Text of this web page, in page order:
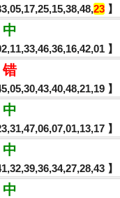
23 】
中
】
错
】
中
】
中
】
中